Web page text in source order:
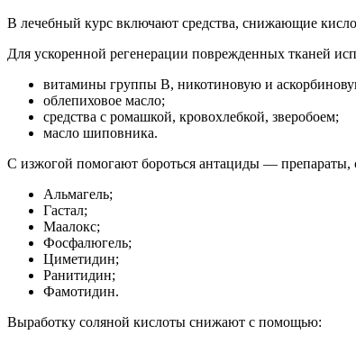
В лечебный курс включают средства, снижающие
Для ускоренной регенерации поврежденных тканей
витамины группы В, никотиновую и
облепиховое масло;
средства с ромашкой, кровохлебкой, зверобоем;
масло шиповника.
С изжогой помогают бороться антациды — препараты,
Альмагель;
Гастал;
Маалокс;
Фосфалюгель;
Циметидин;
Ранитидин;
Фамотидин.
Выработку соляной кислоты снижают с помощью: